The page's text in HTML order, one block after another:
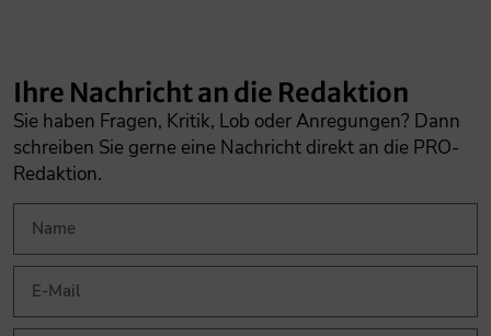
Ihre Nachricht an die Redaktion
Sie haben Fragen, Kritik, Lob oder Anregungen? Dann
schreiben Sie gerne eine Nachricht direkt an die PRO-
Redaktion.